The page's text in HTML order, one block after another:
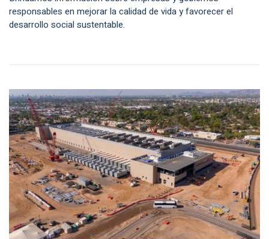
responsables en mejorar la calidad de vida y favorecer el
desarrollo social sustentable.